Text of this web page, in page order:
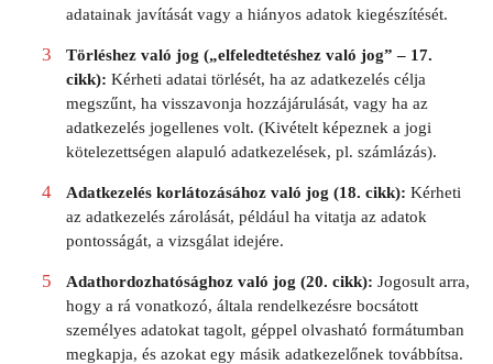
adatainak javítását vagy a hiányos adatok kiegészítését.
Törléshez való jog („elfeledtetéshez való jog” – 17.
cikk): Kérheti adatai törlését, ha az adatkezelés célja
megszűnt, ha visszavonja hozzájárulását, vagy ha az
adatkezelés jogellenes volt. (Kivételt képeznek a jogi
kötelezettségen alapuló adatkezelések, pl. számlázás).
Adatkezelés korlátozásához való jog (18. cikk): Kérheti
az adatkezelés zárolását, például ha vitatja az adatok
pontosságát, a vizsgálat idejére.
Adathordozhatósághoz való jog (20. cikk): Jogosult arra,
hogy a rá vonatkozó, általa rendelkezésre bocsátott
személyes adatokat tagolt, géppel olvasható formátumban
megkapja, és azokat egy másik adatkezelőnek továbbítsa.